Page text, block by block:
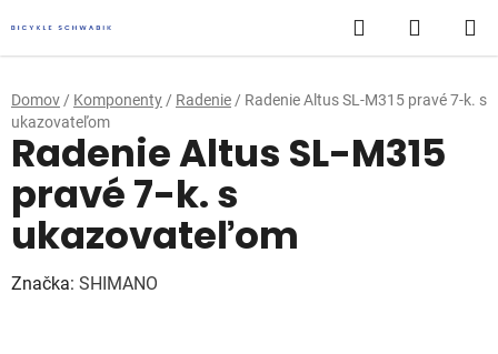
na
obsah
Hľadať
KOŠÍK
Domov / Komponenty / Radenie / Radenie Altus SL-M315 pravé 7-k. s
ukazovateľom
Radenie Altus SL-M315
pravé 7-k. s
ukazovateľom
Značka: SHIMANO